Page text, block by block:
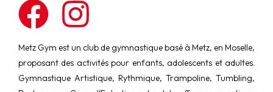
Metz Gym est un club de gymnastique basé à Metz, en Moselle,
proposant des activités pour enfants, adolescents et adultes.
Gymnastique Artistique, Rythmique, Trampoline, Tumbling,